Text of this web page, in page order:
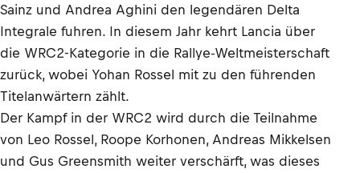
Sainz und Andrea Aghini den legendären Delta
Integrale fuhren. In diesem Jahr kehrt Lancia über
die WRC2-Kategorie in die Rallye-Weltmeisterschaft
zurück, wobei Yohan Rossel mit zu den führenden
Titelanwärtern zählt.
Der Kampf in der WRC2 wird durch die Teilnahme
von Leo Rossel, Roope Korhonen, Andreas Mikkelsen
und Gus Greensmith weiter verschärft, was dieses